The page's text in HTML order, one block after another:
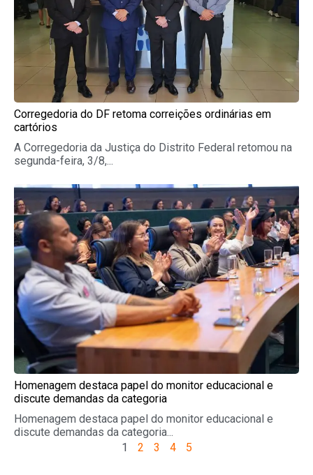
Corregedoria do DF retoma correições ordinárias em
cartórios
A Corregedoria da Justiça do Distrito Federal retomou na
segunda-feira, 3/8,...
Homenagem destaca papel do monitor educacional e
discute demandas da categoria
Homenagem destaca papel do monitor educacional e
discute demandas da categoria...
1
2 3 4 5